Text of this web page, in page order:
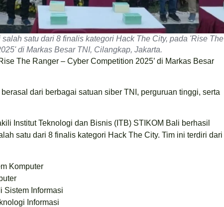
satu dari 8 finalis kategori Hack The City, pada 'Rise The
di Markas Besar TNI, Cilangkap, Jakarta.
The Ranger – Cyber Competition 2025’ di Markas Besar
dari berbagai satuan siber TNI, perguruan tinggi, serta
Institut Teknologi dan Bisnis (ITB) STIKOM Bali berhasil
satu dari 8 finalis kategori Hack The City. Tim ini terdiri dari
Komputer
Sistem Informasi
Informasi